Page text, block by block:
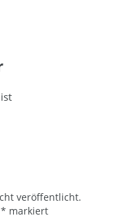
veröffentlicht.
* markiert